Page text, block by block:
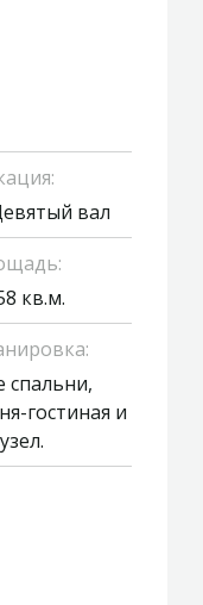
вал
кв.м.
спальни,
гостиная и